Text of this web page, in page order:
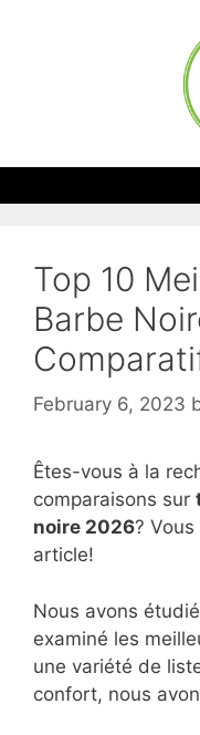
Top 10
Barbe
February 6, 2023
Êtes-vous à la
comparaisons sur
noire 2026?
article!
Nous avons étudié
examiné les
une variété de
confort, nous